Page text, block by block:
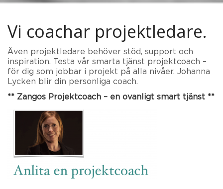
Vi coachar projektledare.
Även projektledare behöver stöd, support och
inspiration. Testa vår smarta tjänst projektcoach –
för dig som jobbar i projekt på alla nivåer. Johanna
Lycken blir din personliga coach.
** Zangos Projektcoach – en ovanligt smart tjänst **